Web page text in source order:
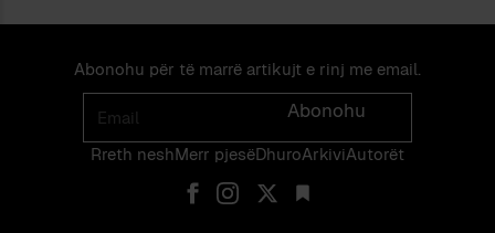
Abonohu për të marrë artikujt e rinj me email.
Email
Abonohu
Rreth neshMerr pjes​​ë​DhuroArkiviAutorët